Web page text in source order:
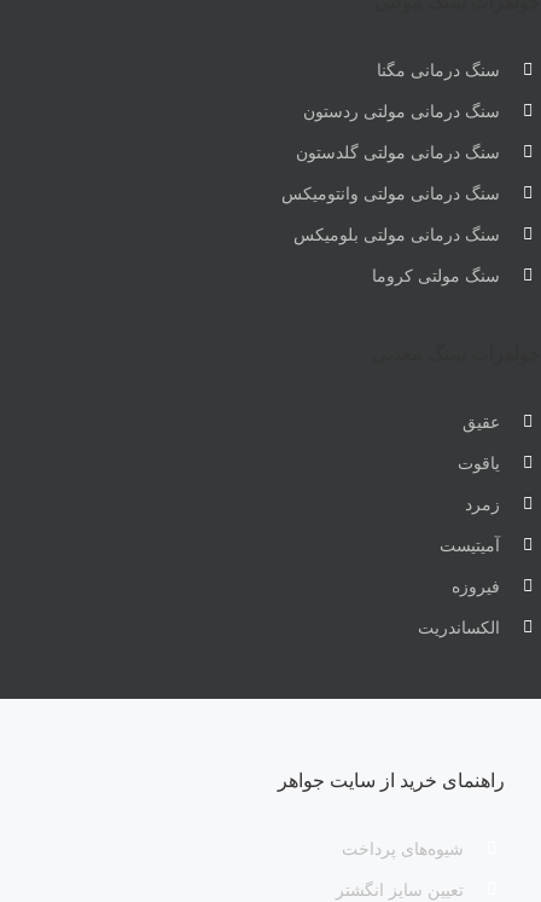
سنگ درمانی مگنا
سنگ درمانی مولتی ردستون
سنگ درمانی مولتی گلدستون
سنگ درمانی مولتی وانتومیکس
سنگ درمانی مولتی بلومیکس
سنگ مولتی کروما
عقیق
یاقوت
زمرد
آمیتیست
فیروزه
الکساندریت
راهنمای خرید از سایت جواهر
شیوه‌های پرداخت
تعیین سایز انگشتر